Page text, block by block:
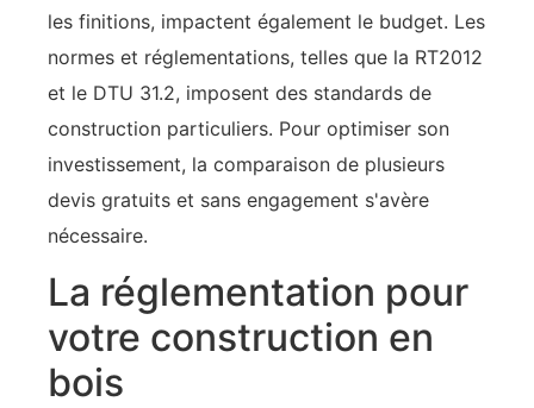
les finitions, impactent également le budget. Les
normes et réglementations, telles que la RT2012
et le DTU 31.2, imposent des standards de
construction particuliers. Pour optimiser son
investissement, la comparaison de plusieurs
devis gratuits et sans engagement s'avère
nécessaire.
La réglementation pour
votre construction en
bois